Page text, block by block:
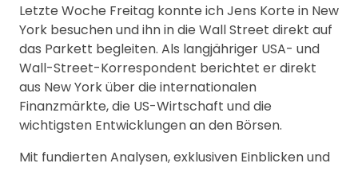
Letzte Woche Freitag konnte ich Jens Korte in New
York besuchen und ihn in die Wall Street direkt auf
das Parkett begleiten. Als langjähriger USA- und
Wall-Street-Korrespondent berichtet er direkt
aus New York über die internationalen
Finanzmärkte, die US-Wirtschaft und die
wichtigsten Entwicklungen an den Börsen.
Mit fundierten Analysen, exklusiven Einblicken und